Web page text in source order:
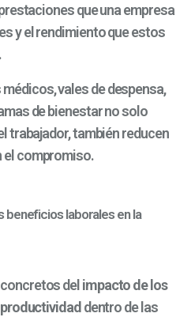
que una empresa
y el rendimiento que estos
vales de despensa,
de bienestar no solo
trabajador, también reducen
el compromiso.
beneficios laborales en la
del impacto de los
dentro de las